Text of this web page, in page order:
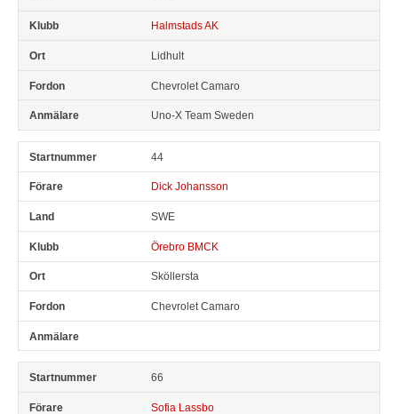
Halmstads AK
Lidhult
Chevrolet Camaro
Uno-X Team Sweden
44
Dick Johansson
SWE
Örebro BMCK
Sköllersta
Chevrolet Camaro
66
Sofia Lassbo